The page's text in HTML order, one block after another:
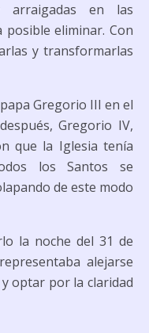
arraigadas en las
eliminar. Con
y transformarlas
Gregorio III en el
Gregorio IV,
que la Iglesia tenía
los Santos se
de este modo
la noche del 31 de
alejarse
optar por la claridad